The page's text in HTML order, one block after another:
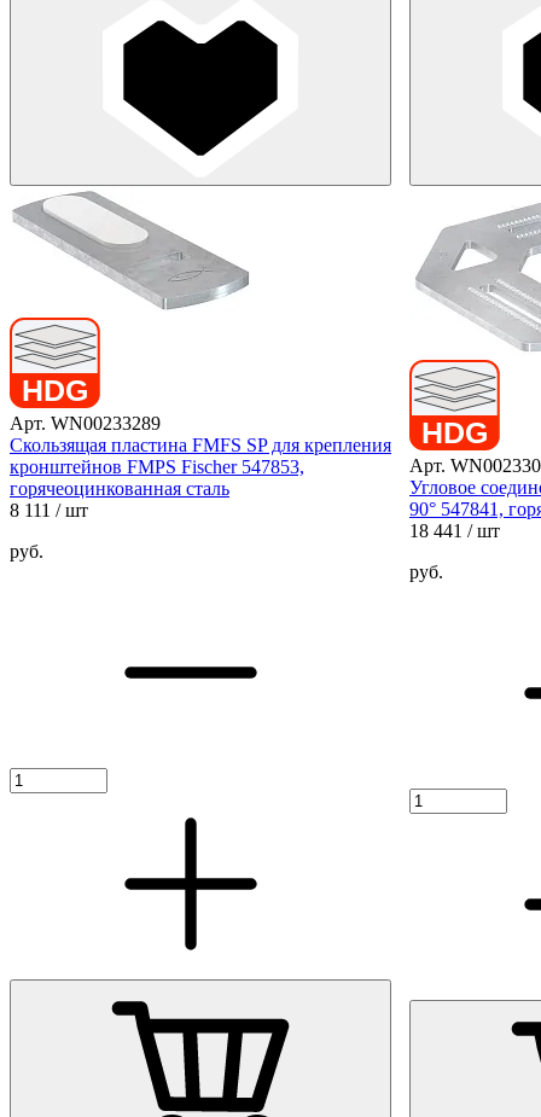
Арт. WN00233289
Скользящая пластина FMFS SP для крепления
кронштейнов FMPS Fischer 547853,
горячеоцинкованная сталь
8 111 / шт
руб.
Арт.
Угловое
90° 547841,
18 441 / шт
руб.